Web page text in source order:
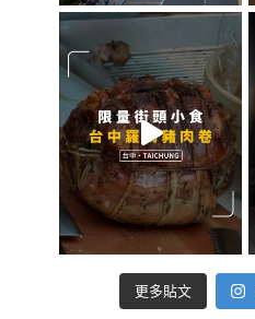
更多貼文